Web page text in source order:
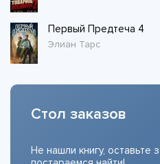
Первый Предтеча 4
Элиан Тарс
Стол заказов
Не нашли книгу, оставьте